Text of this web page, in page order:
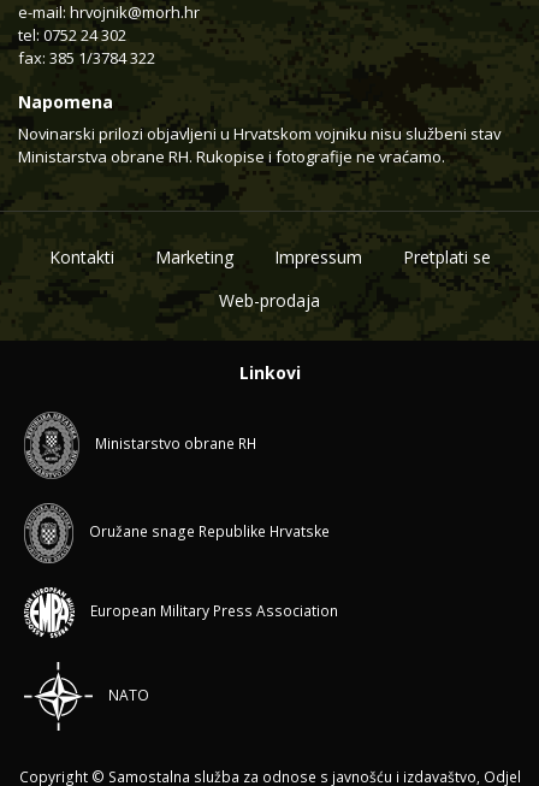
e-mail: hrvojnik@morh.hr
tel: 0752 24 302
fax: 385 1/3784 322
Napomena
Novinarski prilozi objavljeni u Hrvatskom vojniku nisu službeni stav
Ministarstva obrane RH. Rukopise i fotografije ne vraćamo.
Kontakti Marketing Impressum
Pretplati se
Web-prodaja
Linkovi
Ministarstvo obrane RH
Oružane snage Republike Hrvatske
European Military Press Association
NATO
Copyright © Samostalna služba za odnose s javnošću i izdavaštvo, Odjel